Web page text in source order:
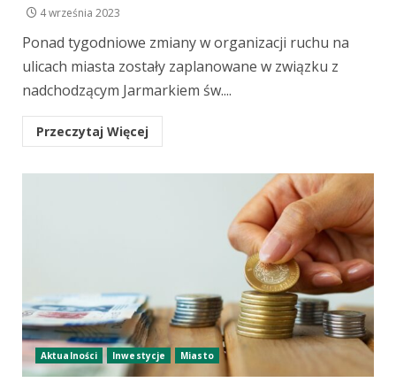
4 września 2023
Ponad tygodniowe zmiany w organizacji ruchu na
ulicach miasta zostały zaplanowane w związku z
nadchodzącym Jarmarkiem św....
Przeczytaj Więcej
Aktualności Inwestycje Miasto